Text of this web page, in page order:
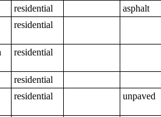
residential
asphalt
residential
residential
residential
residential unpaved